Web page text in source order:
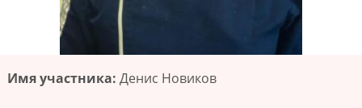
Имя участника: Денис Новиков